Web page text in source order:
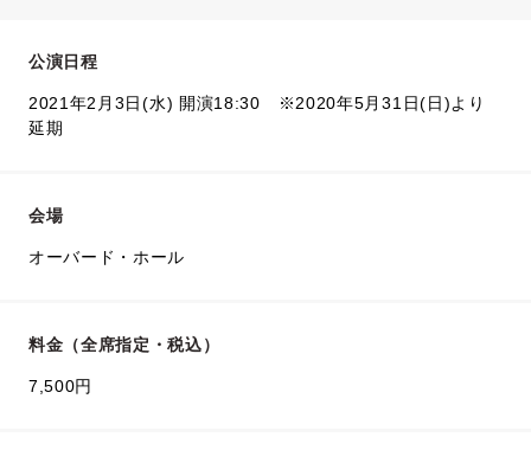
公演日程
2021年2月3日(水) 開演18:30 ※2020年5月31日(日)より
延期
会場
オーバード・ホール
料金（全席指定・税込）
7,500円